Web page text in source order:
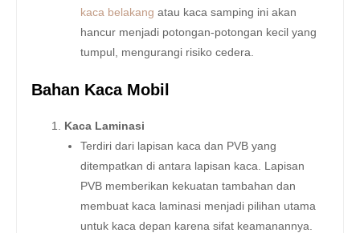
kaca belakang atau kaca samping ini akan
hancur menjadi potongan-potongan kecil yang
tumpul, mengurangi risiko cedera.
Bahan Kaca Mobil
Kaca Laminasi
Terdiri dari lapisan kaca dan PVB yang
ditempatkan di antara lapisan kaca. Lapisan
PVB memberikan kekuatan tambahan dan
membuat kaca laminasi menjadi pilihan utama
untuk kaca depan karena sifat keamanannya.